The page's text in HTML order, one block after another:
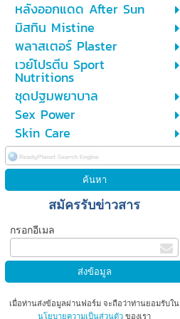
หลังออกแดด After Sun
มิสทิน Mistine
พลาสเตอร์ Plaster
เวย์โปรตีน Sport
Nutritions
ชุดปฐมพยาบาล
Sex Power
Skin Care
สมัครรับข่าวสาร
กรอกอีเมล
เมื่อท่านส่งข้อมูลผ่านฟอร์ม จะถือว่าท่านยอมรับใน
นโยบายความเป็นส่วนตัวของเรา